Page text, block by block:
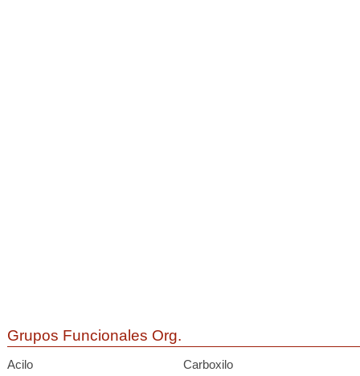
Grupos Funcionales Org.
Acilo
Carboxilo